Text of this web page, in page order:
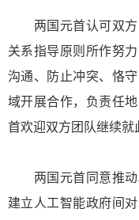
两国元首认可双方
关系指导原则所作努
沟通、防止冲突、恪
域开展合作，负责任
首欢迎双方团队继续就
两国元首同意推动
建立人工智能政府间